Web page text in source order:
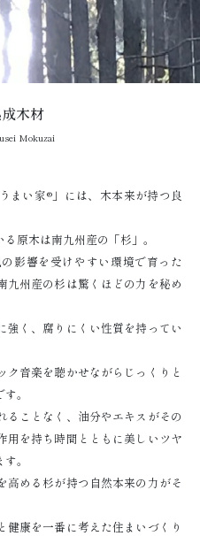
木材
Mokuzai
まい家®」には、木本来が持つ良
原木は南九州産の「杉」。
影響を受けやすい環境で育った
州産の杉は驚くほどの力を秘め
く、腐りにくい性質を持ってい
音楽を聴かせながらじっくりと
。
ることなく、油分やエキスがその
用を持ち時間とともに美しいツヤ
。
高める杉が持つ自然本来の力がそ
康を一番に考えた住まいづくり